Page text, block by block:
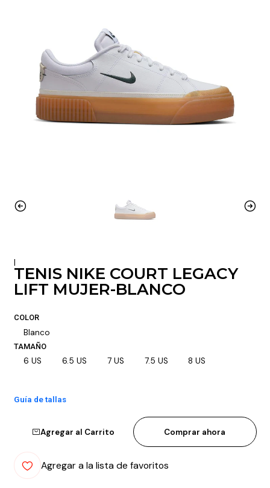
|
TENIS NIKE COURT LEGACY
LIFT MUJER-BLANCO
COLOR
Blanco
TAMAÑO
6 US 6.5 US 7 US 7.5 US 8 US
Guía de tallas
Agregar al Carrito Comprar ahora
Agregar a la lista de favoritos